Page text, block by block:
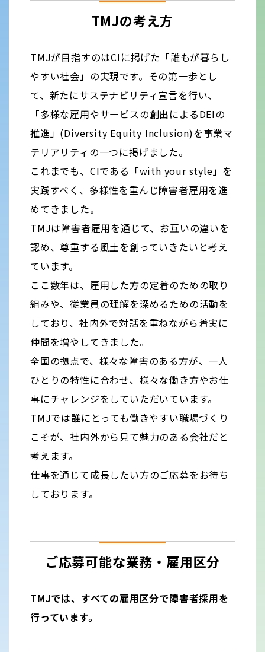
TMJの考え方
TMJが目指すのはCIに掲げた「誰もが暮らし
やすい社会」の実現です。その第一歩とし
て、新たにサステナビリティ宣言を行い、
「多様な雇用やサービスの創出によるDEIの
推進」(Diversity Equity Inclusion)を事業マ
テリアリティの一つに掲げました。
これまでも、CIである「with your style」を
実践すべく、多様性を重んじ障害者雇用を進
めてきました。
TMJは障害者雇用を通じて、お互いの違いを
認め、尊重する風土を創っていきたいと考え
ています。
ここ数年は、雇用した方の定着のための取り
組みや、従業員の理解を深めるための活動を
しており、社内外で対話を重ねながら着実に
仲間を増やしてきました。
全国の拠点で、様々な障害のある方が、一人
ひとりの特性に合わせ、様々な働き方やお仕
事にチャレンジをしていただいています。
TMJでは誰にとっても働きやすい職場づくり
こそが、社内外から見て魅力のある会社だと
考えます。
仕事を通じて成長したい方のご応募をお待ち
しております。
ご応募可能な業務・雇用区分
TMJでは、すべての雇用区分で障害者採用を
行っています。